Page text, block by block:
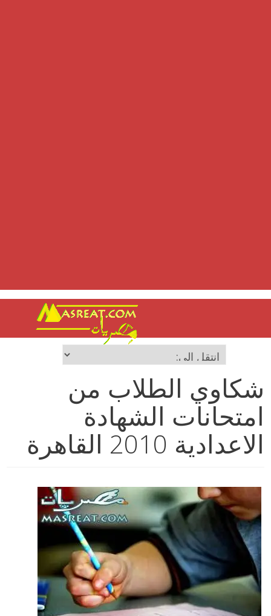
شكاوي الطلاب من
امتحانات الشهادة
الاعدادية 2010 القاهرة